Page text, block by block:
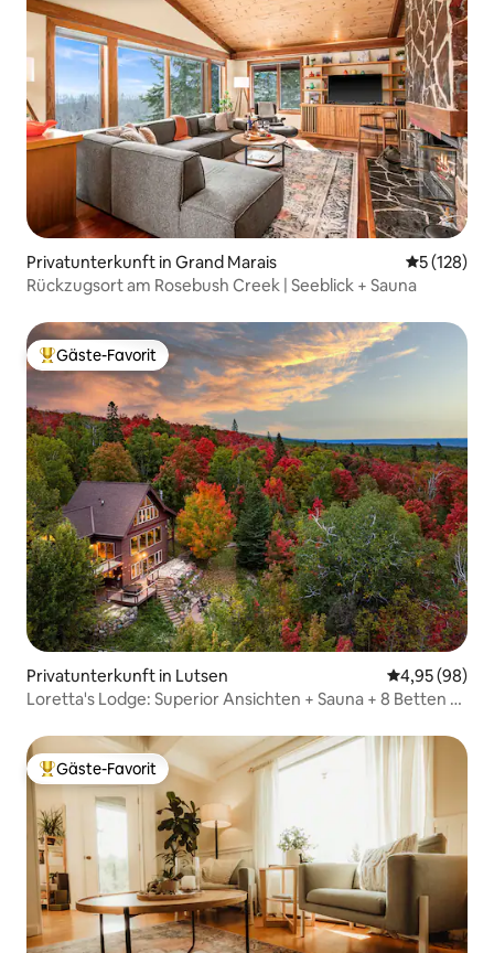
Privatunterkunft in Grand Marais
5 (128)
Rückzugsort am Rosebush Creek | Seeblick + Sauna
Beliebter Gäste-Favorit.
Gäste-Favorit
Privatunterkunft in Lutsen
4,95 (98)
Loretta's Lodge: Superior Ansichten + Sauna + 8 Betten +
Beliebter Gäste-Favorit.
Gäste-Favorit